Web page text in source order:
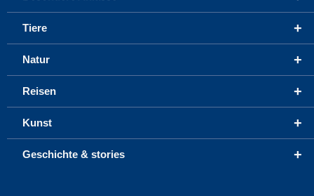
+
Tiere
+
Natur
+
Reisen
+
Kunst
+
Geschichte & stories